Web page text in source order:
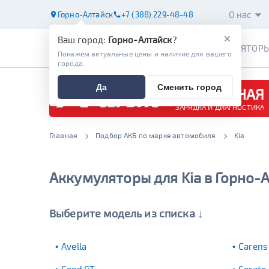
Горно-Алтайск +7 (388) 229-48-48 О нас
БЕСПЛАТНАЯ
ЗАРЯДКА И ДИАГНОСТИКА
Главная Подбор АКБ по марке автомобиля Kia
Аккумуляторы для Kia в Горно-
Выберите модель из списка ↓
Avella Carens
×
Ваш город: Горно-Алтайск?
Покажем актуальные цены и наличие для вашего
города.
Да Сменить город